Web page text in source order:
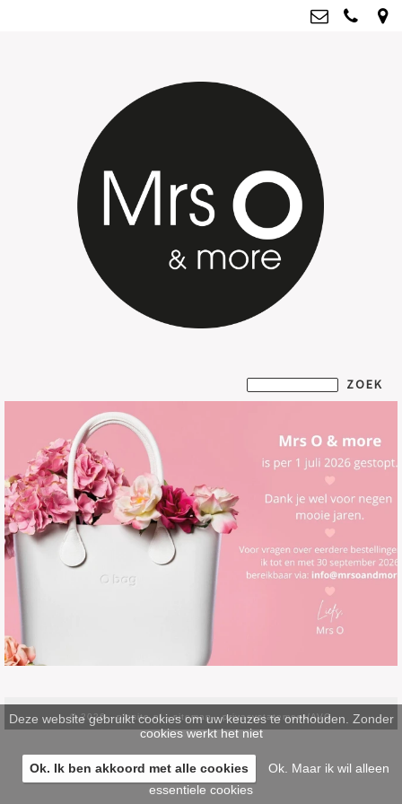
Kvk: Mrs O & more - 67796435
BTWnr: NL001835603B07
© 2026 -pinsite.nl-sitemap-privacystatement/AVG
Deze website gebruikt cookies om uw keuzes te onthouden. Zonder
cookies werkt het niet
Ok. Ik ben akkoord met alle cookies
Ok. Maar ik wil alleen
essentiele cookies